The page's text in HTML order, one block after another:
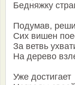
Бедняжку
Подумав,
Сих вишен
За ветвь
На дерево
Уже достигает